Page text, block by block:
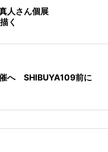
人さん個展
く
催へ SHIBUYA109前に